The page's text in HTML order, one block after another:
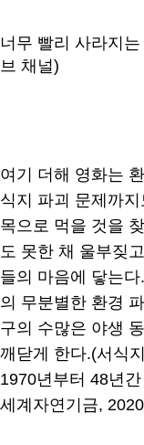
너무 빨리 사라지
브 채널)
여기 더해 영화는
식지 파괴 문제까
목으로 먹을 것을
도 못한 채 울부짖
들의 마음에 닿는
의 무분별한 환경
구의 수많은 야생
깨닫게 한다.(서식
1970년부터 48년
세계자연기금,